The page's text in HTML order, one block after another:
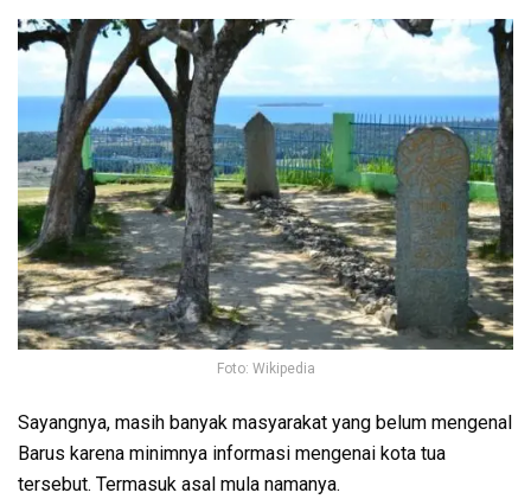
Foto: Wikipedia
Sayangnya, masih banyak masyarakat yang belum mengenal
Barus karena minimnya informasi mengenai kota tua
tersebut. Termasuk asal mula namanya.